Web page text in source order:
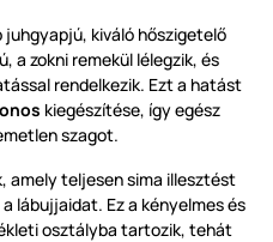
juhgyapjú, kiváló hőszigetelő
a zokni remekül lélegzik, és
rendelkezik. Ezt a hatást
kiegészítése, így egész
szagot.
amely teljesen sima illesztést
lábujjaidat. Ez a kényelmes és
osztályba tartozik, tehát